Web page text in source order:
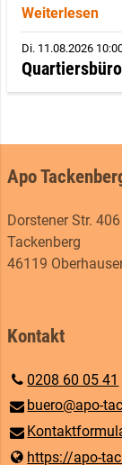
Weiterlesen
Di. 11.08.2026
Apo
Dorstener Str. 406
Tackenberg
46119
Kontakt
0208 60 05 41
buero@​apo-
https://apo-